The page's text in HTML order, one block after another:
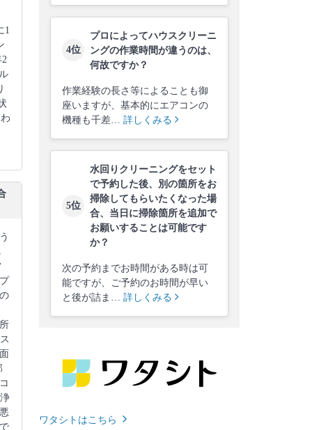
1
4位
プロによってハウスクリーニ
ングの作業時間が違うのは、
何故ですか？
作業経験の長さ等によることも御
座いますが、基本的にエアコンの
機種も千差… 詳しくみる
5位
水回りクリーニングをセット
で予約した後、別の箇所をお
掃除してもらいたくなった場
合、当日に掃除箇所を追加で
お願いすることは可能です
か？
次の予約までお時間がある時は可
能ですが、ご予約のお時間が早い
と後が詰ま… 詳しくみる
ワタシトはこちら